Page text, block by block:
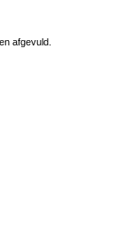
afgevuld.